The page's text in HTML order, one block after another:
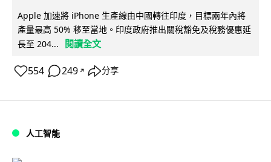
Apple 加速將 iPhone 生產線由中國轉往印度，目標兩年內將
產量最高 50% 移至當地。印度政府推出關稅豁免及稅務優惠延
長至 204...
閱讀全文
554 249 ↗ 分享
人工智能